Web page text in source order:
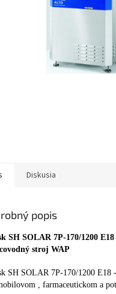
Diskusia
popis
SH SOLAR 7P-170/1200
stroj WAP
SH SOLAR 7P-170/1200 E18 -
, farmaceutickom a